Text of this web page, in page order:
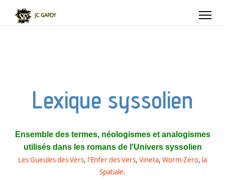
Lexique syssolien
Ensemble des termes, néologismes et analogismes
utilisés dans les romans de l'Univers syssolien
Les Gueules des Vers, l'Enfer des Vers, Vineta, Worm-Zero, la
Spatiale.